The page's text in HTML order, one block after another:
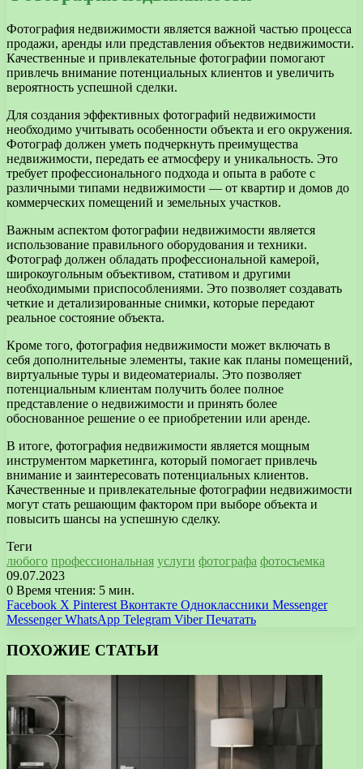
Фотография недвижимости является важной частью процесса
продажи, аренды или представления объектов недвижимости.
Качественные и привлекательные фотографии помогают
привлечь внимание потенциальных клиентов и увеличить
вероятность успешной сделки.
Для создания эффективных фотографий недвижимости
необходимо учитывать особенности объекта и его окружения.
Фотограф должен уметь подчеркнуть преимущества
недвижимости, передать ее атмосферу и уникальность. Это
требует профессионального подхода и опыта в работе с
различными типами недвижимости — от квартир и домов до
коммерческих помещений и земельных участков.
Важным аспектом фотографии недвижимости является
использование правильного оборудования и техники.
Фотограф должен обладать профессиональной камерой,
широкоугольным объективом, стативом и другими
необходимыми приспособлениями. Это позволяет создавать
четкие и детализированные снимки, которые передают
реальное состояние объекта.
Кроме того, фотография недвижимости может включать в
себя дополнительные элементы, такие как планы помещений,
виртуальные туры и видеоматериалы. Это позволяет
потенциальным клиентам получить более полное
представление о недвижимости и принять более
обоснованное решение о ее приобретении или аренде.
В итоге, фотография недвижимости является мощным
инструментом маркетинга, который помогает привлечь
внимание и заинтересовать потенциальных клиентов.
Качественные и привлекательные фотографии недвижимости
могут стать решающим фактором при выборе объекта и
повысить шансы на успешную сделку.
Теги
любого профессиональная услуги фотографа фотосъемка
09.07.2023
0 Время чтения: 5 мин.
Facebook X Pinterest Вконтакте Одноклассники Messenger
Messenger WhatsApp Telegram Viber Печатать
ПОХОЖИЕ СТАТЬИ